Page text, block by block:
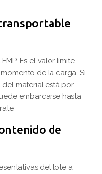
Es el valor límite
de la carga. Si
material está por
embarcarse hasta
de
del lote a